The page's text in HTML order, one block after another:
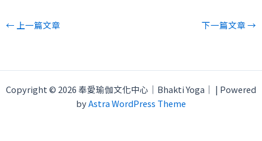
← 上一篇文章 下一篇文章→
Copyright © 2026 奉愛瑜伽文化中心｜Bhakti Yoga｜ | Powered
byAstra WordPress Theme